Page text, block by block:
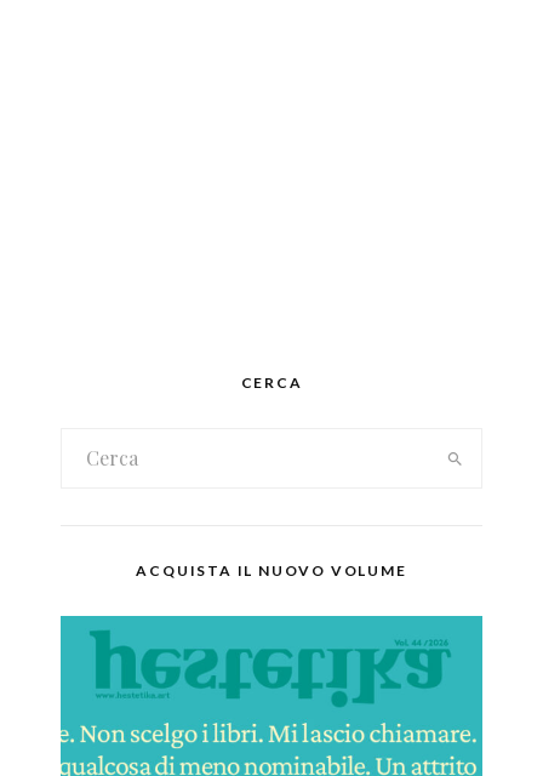
CERCA
ACQUISTA IL NUOVO VOLUME